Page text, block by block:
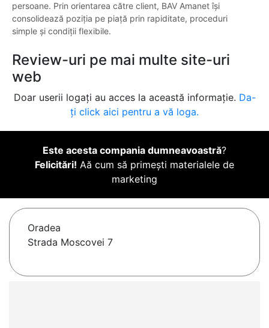
persoane. Prin orientarea către client, BAV Amanet își
consolidează poziția pe piață prin rapiditate, proceduri
simple și condiții flexibile.
Review-uri pe mai multe site-uri
web
Doar userii logați au acces la această informație. Da-
ți click aici pentru a vă loga.
Este acesta compania dumneavoastră?
Felicitări! Aă cum să primești materialele de
marketing
Oradea
Strada Moscovei 7